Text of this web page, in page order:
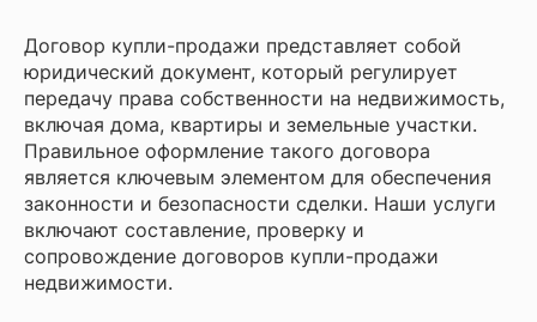
Договор купли-продажи представляет собой
юридический документ, который регулирует
передачу права собственности на недвижимость,
включая дома, квартиры и земельные участки.
Правильное оформление такого договора
является ключевым элементом для обеспечения
законности и безопасности сделки. Наши услуги
включают составление, проверку и
сопровождение договоров купли-продажи
недвижимости.